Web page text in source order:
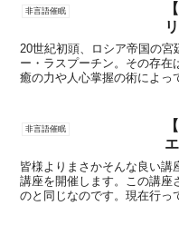
非言語催眠
20世紀初頭、ロシア帝国の宮
ー・ラスプーチン。その存在
癒の力や人心掌握の術によっ
非言語催眠
皆様よりまさかそんな良い講
講座を開催します。この講座
のと同じなのです。現在行っ